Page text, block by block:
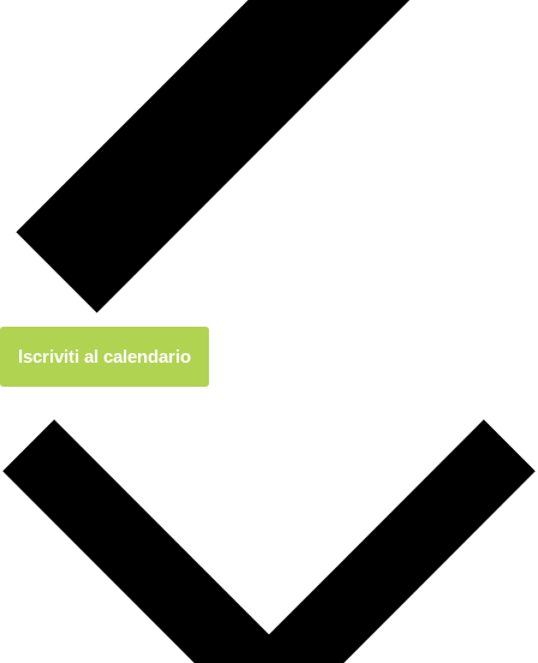
Iscriviti al calendario